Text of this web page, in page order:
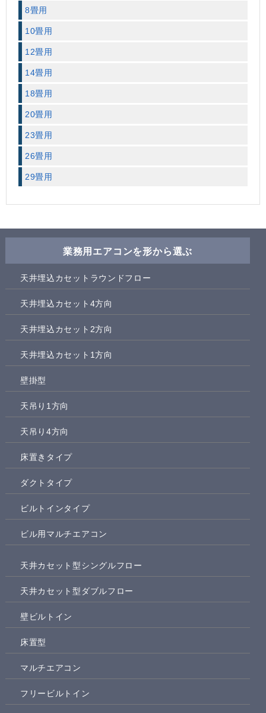
8畳用
10畳用
12畳用
14畳用
18畳用
20畳用
23畳用
26畳用
29畳用
業務用エアコンを形から選ぶ
天井埋込カセットラウンドフロー
天井埋込カセット4方向
天井埋込カセット2方向
天井埋込カセット1方向
壁掛型
天吊り1方向
天吊り4方向
床置きタイプ
ダクトタイプ
ビルトインタイプ
ビル用マルチエアコン
天井カセット型シングルフロー
天井カセット型ダブルフロー
壁ビルトイン
床置型
マルチエアコン
フリービルトイン